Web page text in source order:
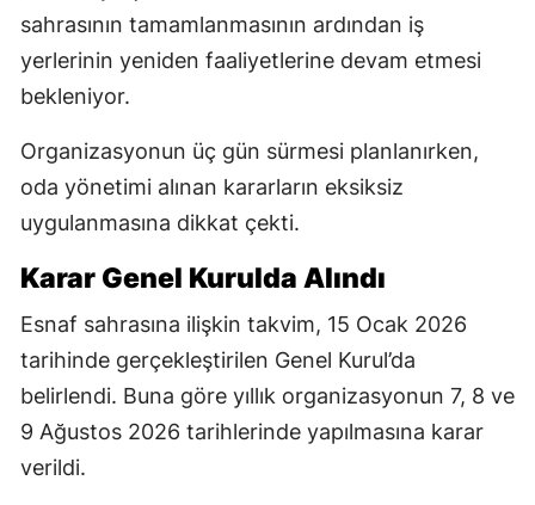
sahrasının tamamlanmasının ardından iş
yerlerinin yeniden faaliyetlerine devam etmesi
bekleniyor.
Organizasyonun üç gün sürmesi planlanırken,
oda yönetimi alınan kararların eksiksiz
uygulanmasına dikkat çekti.
Karar Genel Kurulda Alındı
Esnaf sahrasına ilişkin takvim, 15 Ocak 2026
tarihinde gerçekleştirilen Genel Kurul’da
belirlendi. Buna göre yıllık organizasyonun 7, 8 ve
9 Ağustos 2026 tarihlerinde yapılmasına karar
verildi.